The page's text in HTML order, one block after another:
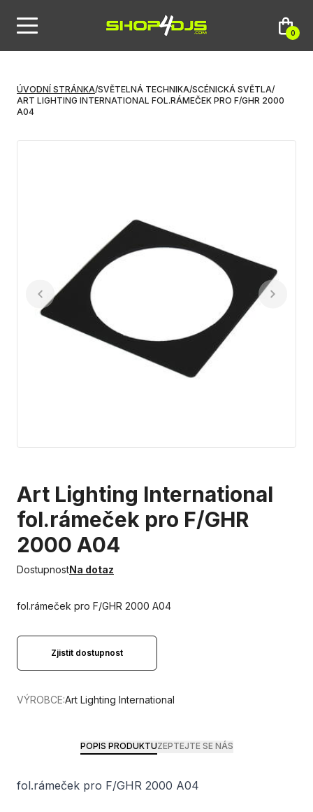
0
ÚVODNÍ STRÁNKA/SVĚTELNÁ TECHNIKA/SCÉNICKÁ SVĚTLA/
ART LIGHTING INTERNATIONAL FOL.RÁMEČEK PRO F/GHR 2000
A04
Art Lighting International
fol.rámeček pro F/GHR
2000 A04
DostupnostNa dotaz
fol.rámeček pro F/GHR 2000 A04
Zjistit dostupnost
VÝROBCE:Art Lighting International
POPIS PRODUKTUZEPTEJTE SE NÁS
fol.rámeček pro F/GHR 2000 A04